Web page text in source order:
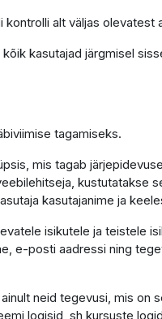
alt väljas olevatest
kasutajad järgmisel
tagamiseks.
mis tagab
kustutatakse
kasutajanime ja
isikutele ja teistele
e-posti aadressi ning
neid tegevusi, mis on
logisid, sh kursuste